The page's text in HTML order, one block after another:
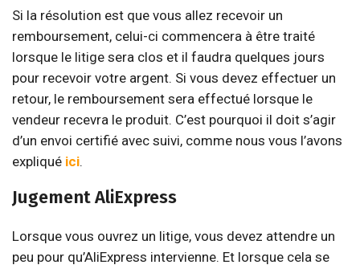
Si la résolution est que vous allez recevoir un
remboursement, celui-ci commencera à être traité
lorsque le litige sera clos et il faudra quelques jours
pour recevoir votre argent. Si vous devez effectuer un
retour, le remboursement sera effectué lorsque le
vendeur recevra le produit. C’est pourquoi il doit s’agir
d’un envoi certifié avec suivi, comme nous vous l’avons
expliqué ici.
Jugement AliExpress
Lorsque vous ouvrez un litige, vous devez attendre un
peu pour qu’AliExpress intervienne. Et lorsque cela se